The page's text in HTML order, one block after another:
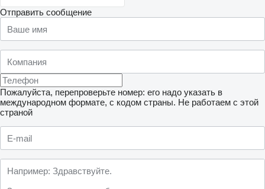
Отправить сообщение
Пожалуйста, перепроверьте номер: его надо указать в
международном формате, с кодом страны. Не работаем с этой
страной